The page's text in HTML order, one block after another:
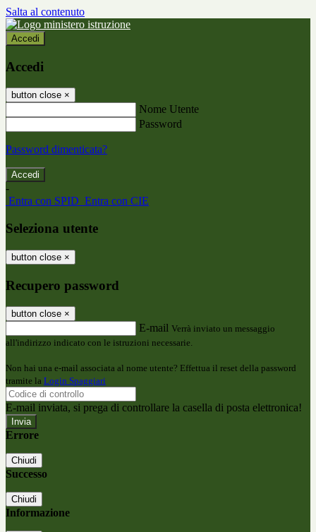
Salta al contenuto
Accedi
Accedi
button close ×
Nome Utente
Password
Password dimenticata?
-
Entra con SPID Entra con CIE
Seleziona utente
button close ×
Recupero password
button close ×
E-mail Verrà inviato un messaggio
all'indirizzo indicato con le istruzioni necessarie.
Non hai una e-mail associata al nome utente? Effettua il reset della password
tramite la Login Spaggiari
E-mail inviata, si prega di controllare la casella di posta elettronica!
Errore
Chiudi
Successo
Chiudi
Informazione